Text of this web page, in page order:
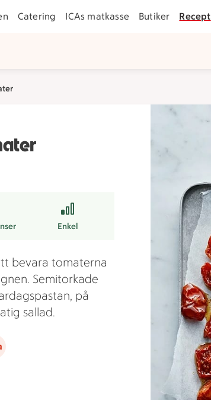
Catering ICAs matkasse Butiker Recept
11 kommentarer
Enkel
bevara tomaterna
Semitorkade
på
sallad.